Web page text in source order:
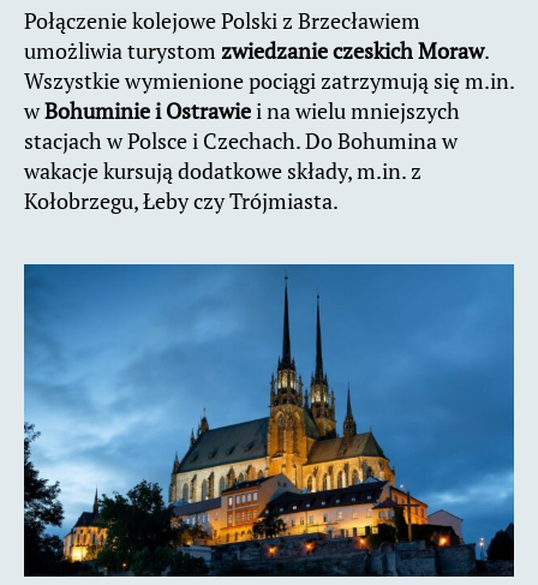
Połączenie kolejowe Polski z Brzecławiem
umożliwia turystom zwiedzanie czeskich Moraw.
Wszystkie wymienione pociągi zatrzymują się m.in.
wBohuminie i Ostrawiei na wielu mniejszych
stacjach w Polsce i Czechach. Do Bohumina w
wakacje kursują dodatkowe składy, m.in. z
Kołobrzegu, Łeby czy Trójmiasta.